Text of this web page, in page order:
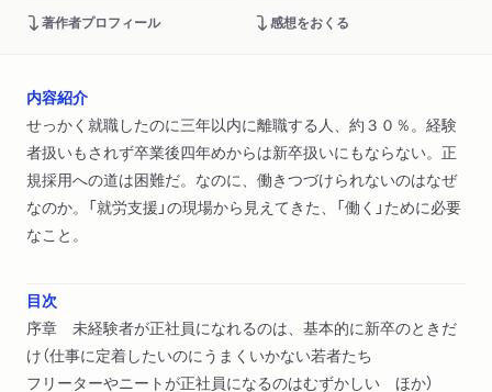
著作者プロフィール 感想をおくる
内容紹介
せっかく就職したのに三年以内に離職する人、約３０％。経験
者扱いもされず卒業後四年めからは新卒扱いにもならない。正
規採用への道は困難だ。なのに、働きつづけられないのはなぜ
なのか。「就労支援」の現場から見えてきた、「働く」ために必要
なこと。
目次
序章 未経験者が正社員になれるのは、基本的に新卒のときだ
け（仕事に定着したいのにうまくいかない若者たち
フリーターやニートが正社員になるのはむずかしい ほか）